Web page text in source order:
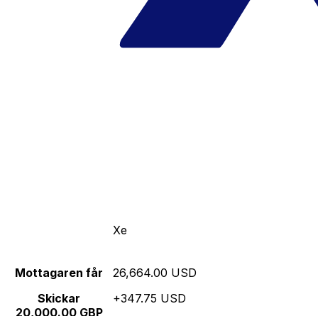
Xe
Mottagaren får
Skickar
20,000.00 GBP
26,664.00 USD
+347.75 USD